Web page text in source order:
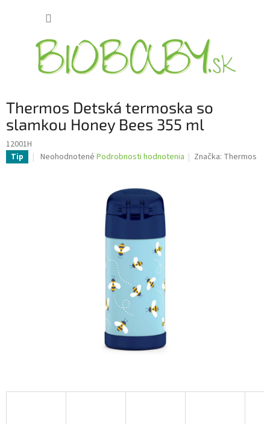
Thermos Detská termoska so
slamkou Honey Bees 355 ml
12001H
Tip
Priemerné
Neohodnotené Podrobnosti hodnotenia Značka: Thermos